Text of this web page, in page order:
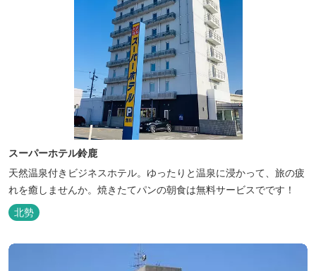
スーパーホテル鈴鹿
天然温泉付きビジネスホテル。ゆったりと温泉に浸かって、旅の疲
れを癒しませんか。焼きたてパンの朝食は無料サービスでです！
北勢